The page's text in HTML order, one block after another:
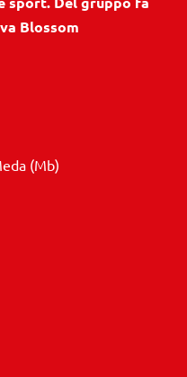
Blossom
(Mb)